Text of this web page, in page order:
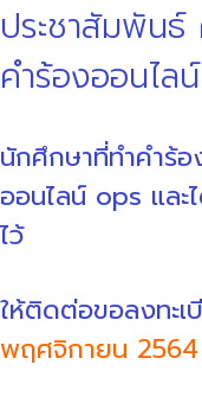
ประชาสัมพันธ์
คำร้องออนไล
นักศึกษาที่ทำคำร้
ออนไลน์ ops แล
ไว้
ให้ติดต่อขอลงทะเ
พฤศจิกายน 2564